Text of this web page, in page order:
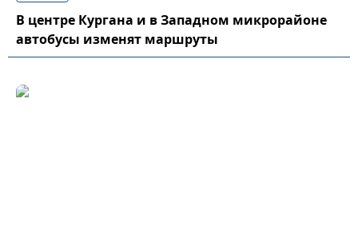
В центре Кургана и в Западном микрорайоне
автобусы изменят маршруты